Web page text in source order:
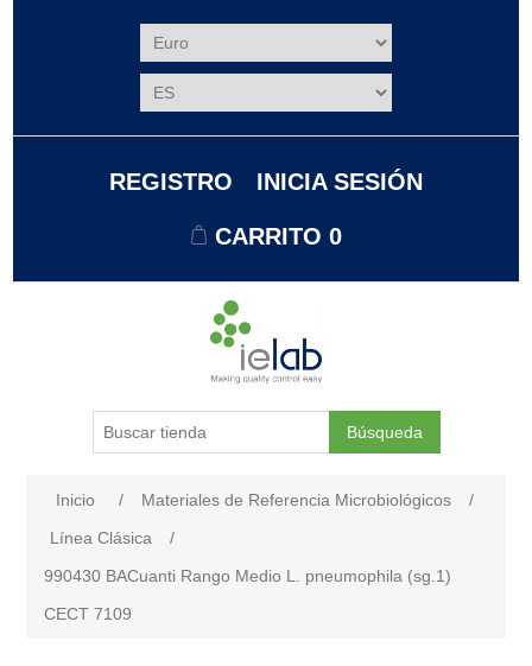
REGISTRO INICIA SESIÓN
CARRITO 0
Búsqueda
Inicio / Materiales de Referencia Microbiológicos
/
Línea Clásica
/
990430 BACuanti Rango Medio L. pneumophila (sg.1)
CECT 7109